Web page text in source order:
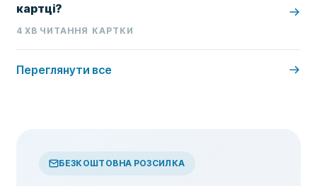
картці?
4 ХВ ЧИТАННЯ КАРТКИ
Переглянути все
БЕЗКОШТОВНА РОЗСИЛКА